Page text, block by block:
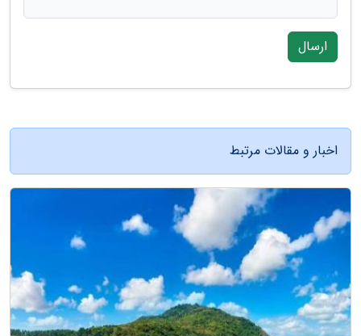
ارسال
اخبار و مقالات مرتبط